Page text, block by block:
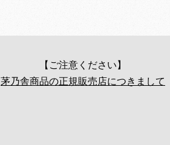
【ご注意ください】
茅乃舎商品の正規販売店につきまして